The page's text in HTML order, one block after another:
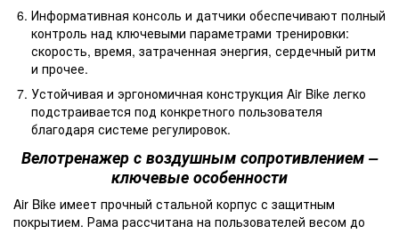
Информативная консоль и датчики обеспечивают полный
контроль над ключевыми параметрами тренировки:
скорость, время, затраченная энергия, сердечный ритм
и прочее.
Устойчивая и эргономичная конструкция Air Bike легко
подстраивается под конкретного пользователя
благодаря системе регулировок.
Велотренажер с воздушным сопротивлением –
ключевые особенности
Air Bike имеет прочный стальной корпус с защитным
покрытием. Рама рассчитана на пользователей весом до